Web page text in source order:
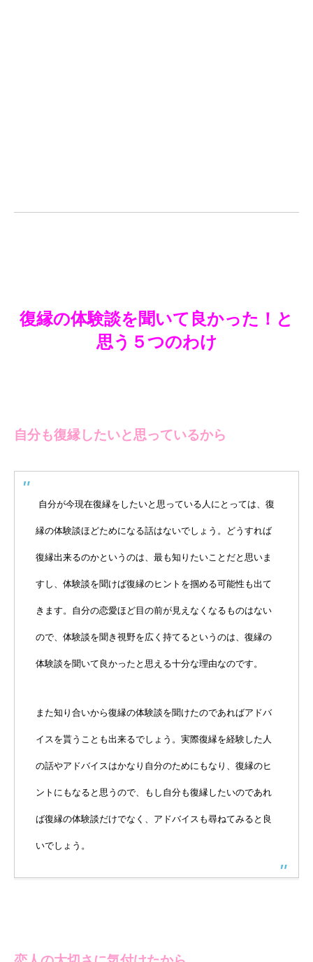
復縁の体験談を聞いて良かった！と
思う５つのわけ
自分も復縁したいと思っているから
自分が今現在復縁をしたいと思っている人にとっては、復
縁の体験談ほどためになる話はないでしょう。どうすれば
復縁出来るのかというのは、最も知りたいことだと思いま
すし、体験談を聞けば復縁のヒントを掴める可能性も出て
きます。自分の恋愛ほど目の前が見えなくなるものはない
ので、体験談を聞き視野を広く持てるというのは、復縁の
体験談を聞いて良かったと思える十分な理由なのです。
また知り合いから復縁の体験談を聞けたのであればアドバ
イスを貰うことも出来るでしょう。実際復縁を経験した人
の話やアドバイスはかなり自分のためにもなり、復縁のヒ
ントにもなると思うので、もし自分も復縁したいのであれ
ば復縁の体験談だけでなく、アドバイスも尋ねてみると良
いでしょう。